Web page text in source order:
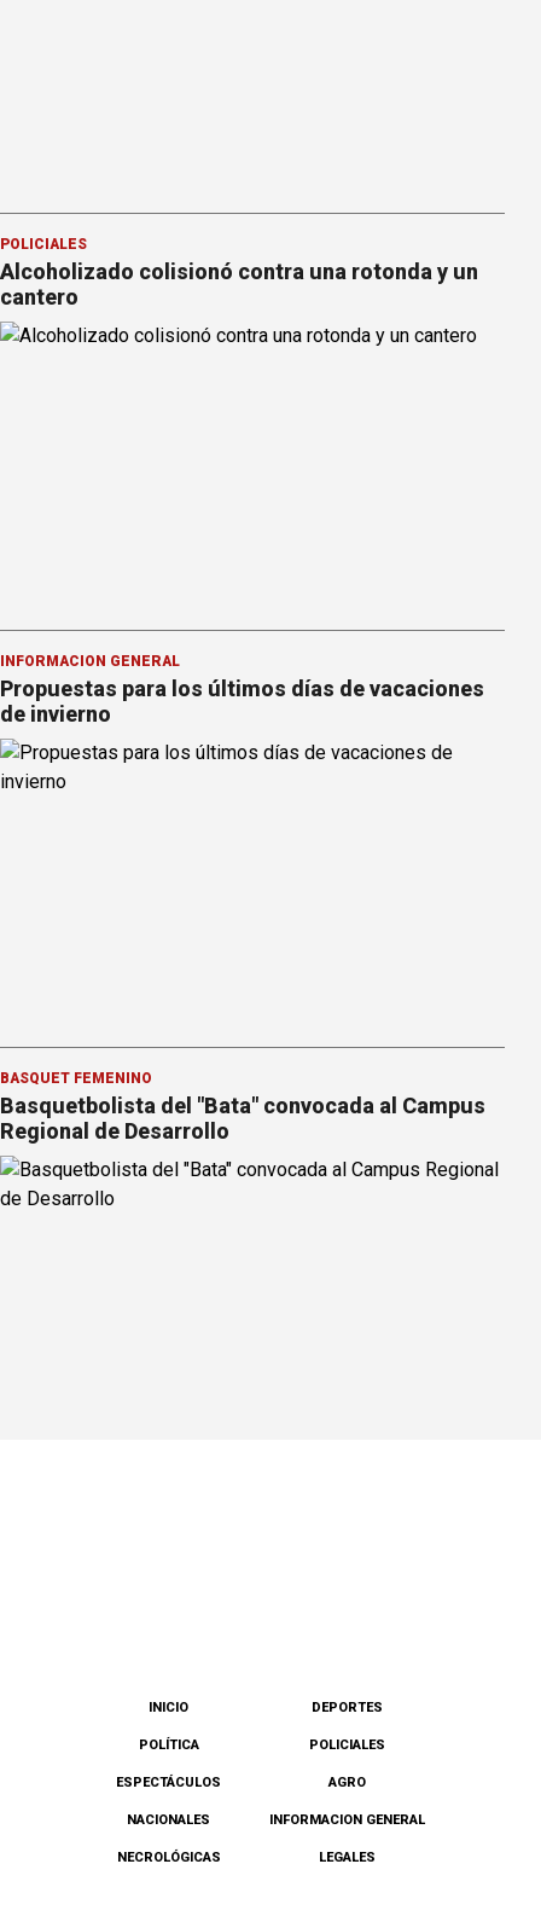
POLICIALES
Alcoholizado colisionó contra una rotonda y un
cantero
INFORMACION GENERAL
Propuestas para los últimos días de vacaciones
de invierno
BÁSQUET FEMENINO
Basquetbolista del "Bata" convocada al Campus
Regional de Desarrollo
INICIO DEPORTES
POLÍTICA POLICIALES
ESPECTÁCULOS AGRO
NACIONALES INFORMACION GENERAL
NECROLÓGICAS LEGALES